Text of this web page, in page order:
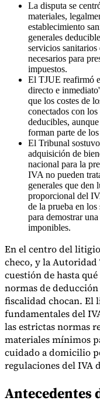
Herramientas
Calculadora de VAT
sobre las ventas
mandatos de facturación
Expertos
Nuestros autores
La disputa se
materiales,
establecimiento
generales
servicios
necesarios para
impuestos.
El TJUE reafirmó
directo e
que los costes de
conectados con
deducibles,
forman parte de
El Tribunal
adquisición de
nacional para la
IVA no pueden
generales que den
proporcional del
de la prueba en
para demostrar
imponibles.
En el centro del
checo, y la
cuestión de hasta
normas de
fiscalidad chocan. El
fundamentales del
las estrictas normas
materiales mínimos
cuidado a domicilio
regulaciones del IVA
Antecedentes